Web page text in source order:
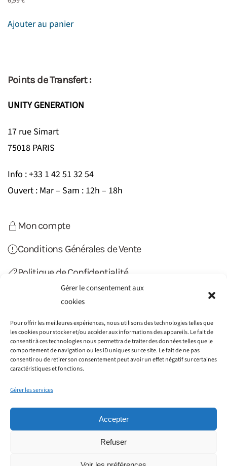
Gérer le consentement aux
cookies
Pour offrir les meilleures expériences, nous utilisons des technologies telles que
les cookies pour stocker et/ou accéder aux informations des appareils. Le fait de
consentir à ces technologies nous permettra de traiter des données telles que le
comportement de navigation ou les ID uniques sur ce site. Le fait de ne pas
consentir ou de retirer son consentement peut avoir un effet négatif sur certaines
caractéristiques et fonctions.
Gérer les services
Accepter
Refuser
Ajouter au panier
Points de Transfert :
UNITY GENERATION
17 rue Simart
75018 PARIS
Info : +33 1 42 51 32 54
Ouvert : Mar – Sam : 12h – 18h
Mon compte
Conditions Générales de Vente
Politique de Confidentialité
Politique de Cookies (UE)
Contact
©2012-2022 Haiti Transfert. Tous droits réservés.
Société GAIN CONSEILS SIRET : 797 776 051 00014 - 115